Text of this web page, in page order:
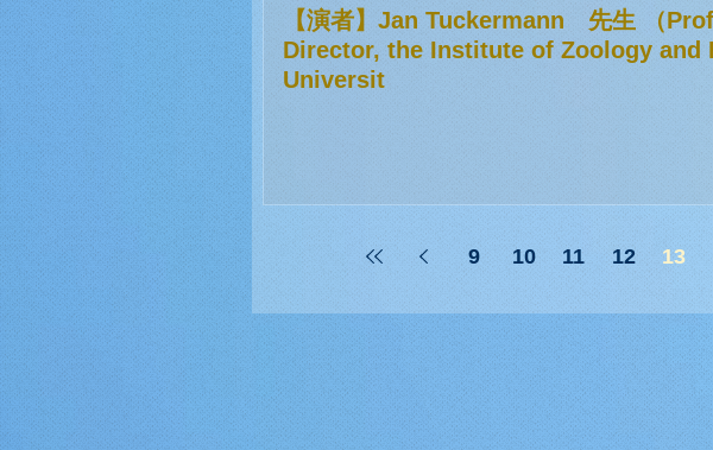
【演者】Jan Tuckermann 先生 （
Director, the Institute of Zoology and
Universit
9 10 11 12 13